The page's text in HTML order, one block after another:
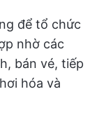
để tổ chức
nhờ các
bán vé, tiếp
hóa và